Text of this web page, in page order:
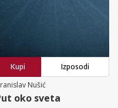
Kupi
Izposodi
Nušić
oko sveta